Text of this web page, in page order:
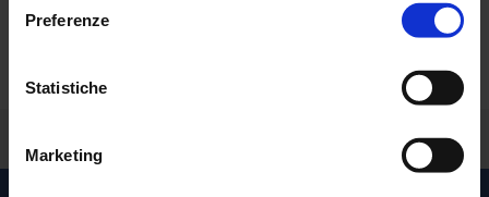
Preferenze
Statistiche
Marketing
demo personalizzata.